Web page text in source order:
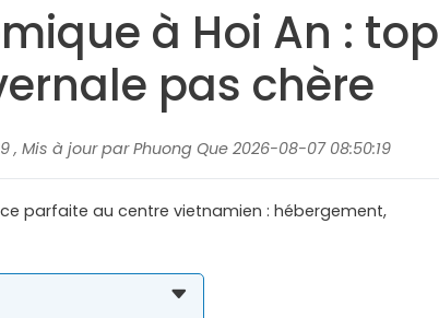
à Hoi An : top
pas chère
, Mis à jour par Phuong Que 2026-08-07 08:50:19
parfaite au centre vietnamien : hébergement,